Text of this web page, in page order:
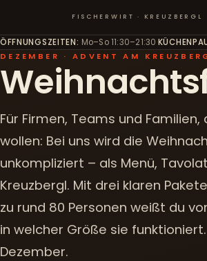
FISCHERWIRT · KREUZBERGL
ÖFFNUNGSZEITEN: Mo–So 11:30–21:30·
DEZEMBER · ADVENT AM
Für Firmen, Teams und
wollen: Bei uns wird die
unkompliziert – als Menü,
Kreuzbergl. Mit drei klaren
zu rund 80 Personen weißt du
in welcher Größe sie
Dezember.